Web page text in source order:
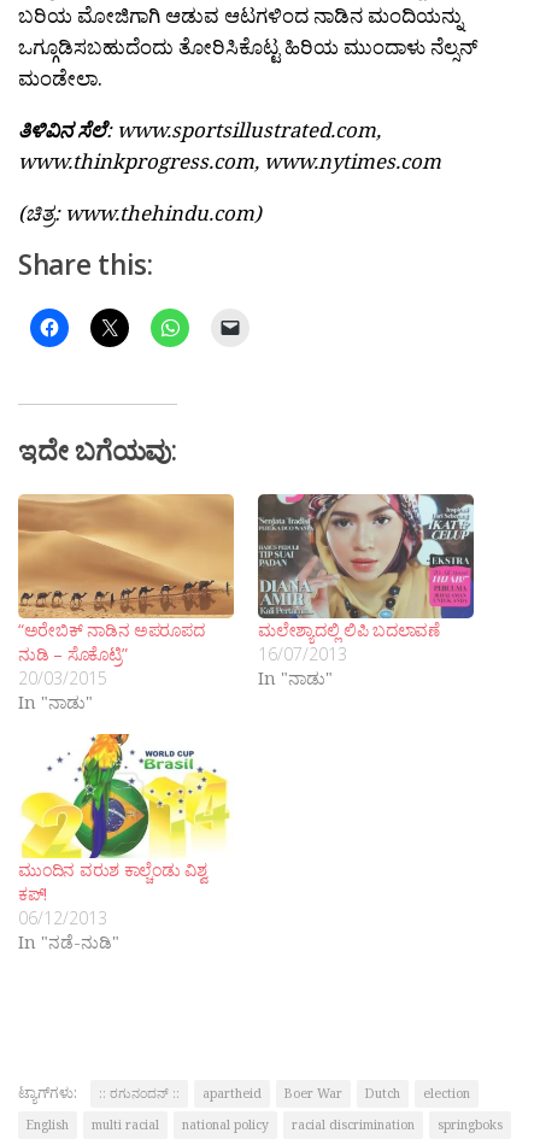
ಬರಿಯ ಮೋಜಿಗಾಗಿ ಆಡುವ ಆಟಗಳಿಂದ ನಾಡಿನ ಮಂದಿಯನ್ನು
ಒಗ್ಗೂಡಿಸಬಹುದೆಂದು ತೋರಿಸಿಕೊಟ್ಟ ಹಿರಿಯ ಮುಂದಾಳು ನೆಲ್ಸನ್
ಮಂಡೇಲಾ.
ತಿಳಿವಿನ ಸೆಲೆ: www.sportsillustrated.com,
www.thinkprogress.com, www.nytimes.com
(ಚಿತ್ರ: www.thehindu.com)
Share this:
ಇದೇ ಬಗೆಯವು:
“ಅರೇಬಿಕ್ ನಾಡಿನ ಅಪರೂಪದ
ನುಡಿ – ಸೊಕೊಟ್ರಿ”
20/03/2015
In "ನಾಡು"
ಮಲೇಶ್ಯಾದಲ್ಲಿ ಲಿಪಿ ಬದಲಾವಣೆ
16/07/2013
In "ನಾಡು"
ಮುಂದಿನ ವರುಶ ಕಾಲ್ಚೆಂಡು ವಿಶ್ವ
ಕಪ್!
06/12/2013
In "ನಡೆ-ನುಡಿ"
ಟ್ಯಾಗ್‌ಗಳು: :: ರಗುನಂದನ್ :: apartheid Boer War Dutch
election
English
multi racial national policy racial discrimination springboks